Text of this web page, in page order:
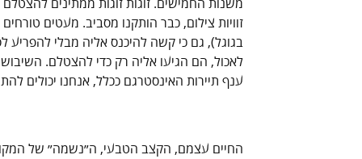
משנות החמישים. זוגות זוגות ממתינים
זוויות צילום, כבר הותקנו מסביב. מעטים
בגוגל), גם כי קשה להיכנס אליה מבלי
לאכול, הם הגיעו אליה רק כדי להצטלם.
ענף תיירות האינסטרגם ככלל, אנחנו יכולים
החיים עצמם, הקצב הטבעי, ה״נשמה״ של